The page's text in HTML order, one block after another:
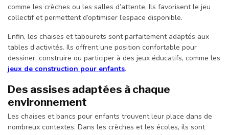
comme les crèches ou les salles d’attente. Ils favorisent le jeu
collectif et permettent d’optimiser l’espace disponible.
Enfin, les chaises et tabourets sont parfaitement adaptés aux
tables d’activités. Ils offrent une position confortable pour
dessiner, construire ou participer à des jeux éducatifs, comme les
jeux de construction pour enfants.
Des assises adaptées à chaque
environnement
Les chaises et bancs pour enfants trouvent leur place dans de
nombreux contextes. Dans les crèches et les écoles, ils sont